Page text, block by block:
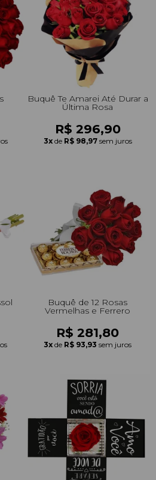
Buquê Te Amarei Até Durar a
Última Rosa
R$ 296,90
3x de R$ 98,97 sem juros
Buquê de 12 Rosas
Vermelhas e Ferrero
R$ 281,80
3x de R$ 93,93 sem juros